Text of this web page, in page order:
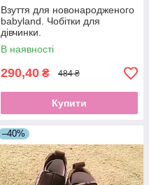
Взуття для новонародженого
babyland. Чобітки для
дівчинки.
В наявності
290,40 ₴ 484 ₴
Купити
–40%